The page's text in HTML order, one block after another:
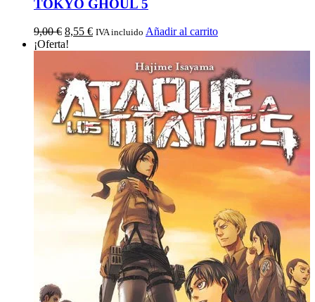
TOKYO GHOUL 5
9,00€ 8,55 € IVA incluido Añadir al carrito
¡Oferta!